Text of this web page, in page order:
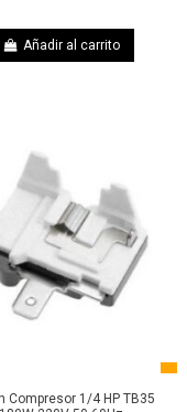
Añadir al carrito
Compresor 1/4 HP TB35